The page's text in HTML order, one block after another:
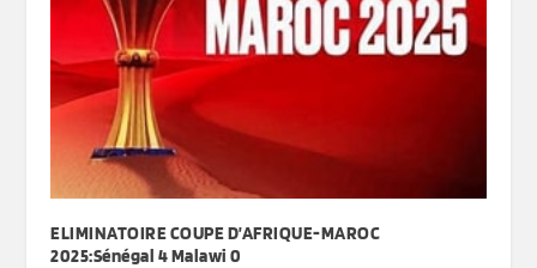
ELIMINATOIRE COUPE D’AFRIQUE-MAROC
2025:Sénégal 4 Malawi 0